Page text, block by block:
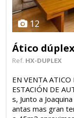
12
Ático
Ref. HX-DUPLEX
EN VENTA ATICO
ESTACIÓN DE
s, Junto a
antas mas gran